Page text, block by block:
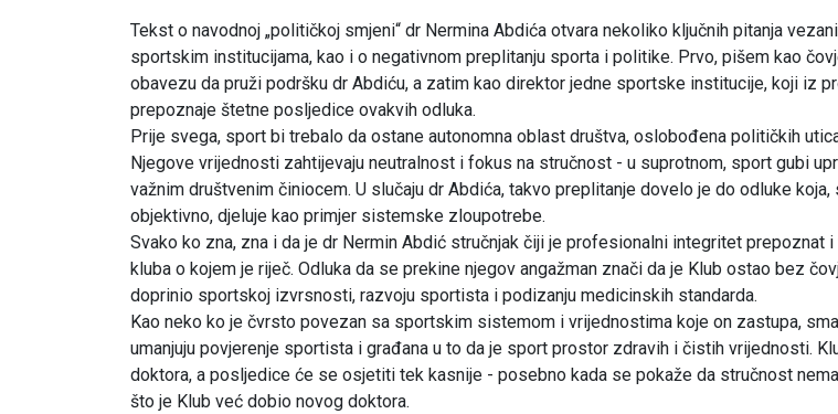
Tekst o navodnoj „političkoj smjeni“ dr Nermina Abdića otvara nekoliko ključnih pitanja
sportskim institucijama, kao i o negativnom preplitanju sporta i politike. Prvo, pišem kao
obavezu da pruži podršku dr Abdiću, a zatim kao direktor jedne sportske institucije, koji iz
prepoznaje štetne posljedice ovakvih odluka.
Prije svega, sport bi trebalo da ostane autonomna oblast društva, oslobođena političkih
Njegove vrijednosti zahtijevaju neutralnost i fokus na stručnost - u suprotnom, sport gubi
važnim društvenim činiocem. U slučaju dr Abdića, takvo preplitanje dovelo je do odluke
objektivno, djeluje kao primjer sistemske zloupotrebe.
Svako ko zna, zna i da je dr Nermin Abdić stručnjak čiji je profesionalni integritet prepoznat
kluba o kojem je riječ. Odluka da se prekine njegov angažman znači da je Klub ostao bez
doprinio sportskoj izvrsnosti, razvoju sportista i podizanju medicinskih standarda.
Kao neko ko je čvrsto povezan sa sportskim sistemom i vrijednostima koje on zastupa,
umanjuju povjerenje sportista i građana u to da je sport prostor zdravih i čistih vrijednosti.
doktora, a posljedice će se osjetiti tek kasnije - posebno kada se pokaže da stručnost
što je Klub već dobio novog doktora.